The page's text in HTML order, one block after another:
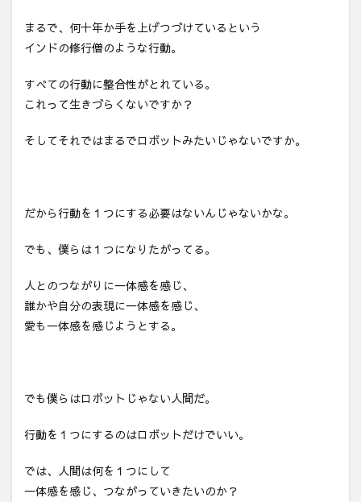
まるで、何十年か手を上げつづけているという
インドの修行僧のような行動。
すべての行動に整合性がとれている。
これって生きづらくないですか？
そしてそれではまるでロボットみたいじゃないですか。
だから行動を１つにする必要はないんじゃないかな。
でも、僕らは１つになりたがってる。
人とのつながりに一体感を感じ、
誰かや自分の表現に一体感を感じ、
愛も一体感を感じようとする。
でも僕らはロボットじゃない人間だ。
行動を１つにするのはロボットだけでいい。
では、人間は何を１つにして
一体感を感じ、つながっていきたいのか？